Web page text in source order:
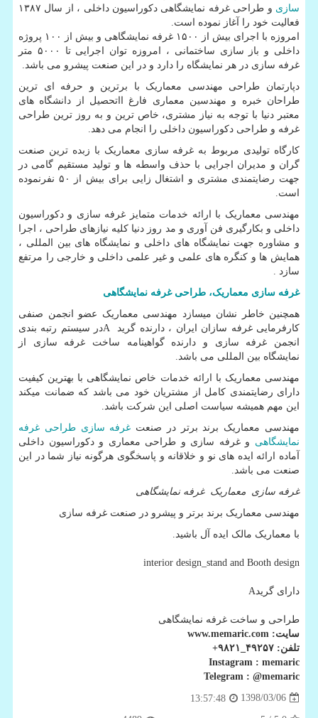
سازی
و طراحی غرفه نمایشگاهی دکوراسیون داخلی ، از سال ۱۳۸۷
فعالیت خود را آغاز نموده است.
امروزه با اجرای بیش از ۱۵۰۰ غرفه نمایشگاهی و بیش از ۱۰۰ پروژه
داخلی و باز سازی ساختمانی ، امروزه توان اجرایی تا ۵۰۰۰ متر
غرفه سازی در هر نمایشگاه را دارد و در این صنعت پیشرو می باشد.
دپارتمان طراحی مهندسی معماریک با برترین و حرفه ای ترین
طراحان خبره و مهندسین معماری فارغ ااتحصیل از دانشگاه های
معتبر دنیا با توجه به نیاز مشتری، خاص ترین و به روز ترین طراحی
غرفه و طراحی دکوراسیون داخلی را انجام می دهد.
کارگاه تولیدی مربوط به غرفه سازی معماریک با زبده ترین صنعت
گران و مدیران اجرایی با حذف واسطه ها و تولید مستقیم گامی در
جهت رضایتمندی مشتری و اشتغال زایی برای بیش از ۵۰ نفرنموده
است.
مهندسی معماریک با ارائه خدمات متمایز غرفه سازی و دکوراسیون
داخلی و بکارگیری فن آوری و مد روز دنیا کلیه نیازهای طراحی ، اجرا
و مشاوره جهت نمایشگاه های داخلی و نمایشگاه های بین المللی ،
همایش ها و کنگره های علمی و غیر علمی داخلی و خارجی را مرتفع
سازد .
غرفه سازی معماریک، طراحی غرفه نمایشگاهی
همچنین خاطر نشان میسازد مهندسی معماریک عضو انجمن صنفی
کارفرمایی غرفه سازان ایران ، دارنده گرید
Aدر سیستم رتبه بندی
انجمن غرفه سازی و دارنده گواهینامه ساخت غرفه سازی از
نمایشگاه بین المللی می باشد.
مهندسی معماریک با ارائه خدمات خاص نمایشگاهی با بهترین کیفیت
دارای رضایتمندی کامل از مشتریان خود می باشد که ضمانت میکند
این مهم همیشه سیاست اصلی این شرکت باشد.
مهندسی معماریک برند برتر در صنعت غرفه سازی طراحی غرفه
نمایشگاهی و غرفه سازی و طراحی معماری و دکوراسیون داخلی
آماده ارائه ایده های نو و خلاقانه و پاسخگوی هرگونه نیاز شما در این
صنعت می باشد.
غرفه سازی معماریک غرفه نمایشگاهی
مهندسی معماریک برند برتر و پیشرو در صنعت غرفه سازی
با معماریک مالک ایده آل باشید.
interior design_stand and Booth design
دارای گریدA
طراحی و ساخت غرفه نمایشگاهی
سایت: www.memaric.com
تلفن: ۴۹۲۵۷_۹۸۲۱+
Instagram : memaric
Telegram : @memaric
1398/03/06
13:57:48